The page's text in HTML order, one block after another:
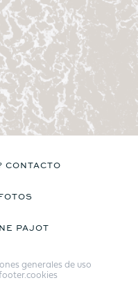
CONTACTO
PAJOT
generales de uso